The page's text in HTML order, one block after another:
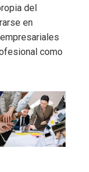
del
en
como